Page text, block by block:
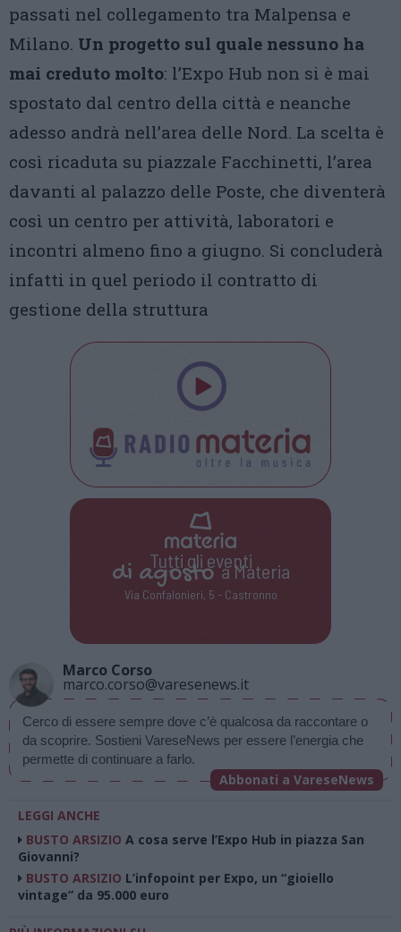
passati nel collegamento tra Malpensa e
Milano. Un progetto sul quale nessuno ha
mai creduto molto: l’Expo Hub non si è mai
spostato dal centro della città e neanche
adesso andrà nell’area delle Nord. La scelta è
così ricaduta su piazzale Facchinetti, l’area
davanti al palazzo delle Poste, che diventerà
così un centro per attività, laboratori e
incontri almeno fino a giugno. Si concluderà
infatti in quel periodo il contratto di
gestione della struttura
Tutti gli eventi
di agostoa Materia
Via Confalonieri, 5 - Castronno
Marco Corso
marco.corso@varesenews.it
Cerco di essere sempre dove c’è qualcosa da raccontare o
da scoprire. Sostieni VareseNews per essere l’energia che
permette di continuare a farlo.
Abbonati a VareseNews
LEGGI ANCHE
BUSTO ARSIZIO A cosa serve l’Expo Hub in piazza San
Giovanni?
BUSTO ARSIZIO L’infopoint per Expo, un “gioiello
vintage” da 95.000 euro